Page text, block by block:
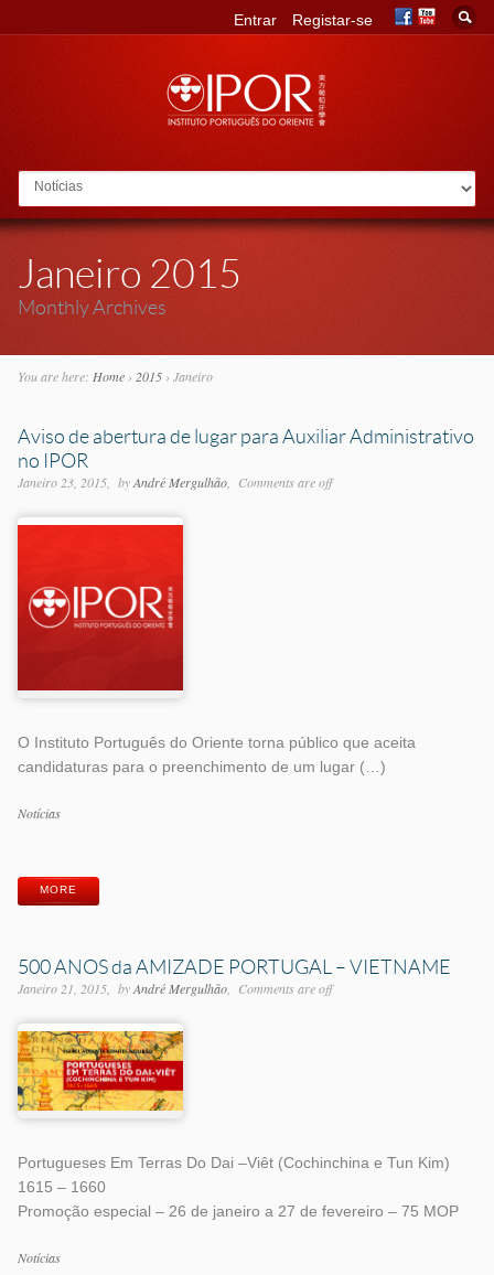
Go to:
Entrar Registar-se
Janeiro 2015
Monthly Archives
You are here: Home› 2015› Janeiro
Aviso de abertura de lugar para Auxiliar Administrativo
no IPOR
Janeiro 23, 2015 byAndré Mergulhão Comments are off
O Instituto Português do Oriente torna público que aceita
candidaturas para o preenchimento de um lugar (…)
Categorias
Notícias
MORE
500 ANOS da AMIZADE PORTUGAL – VIETNAME
Janeiro 21, 2015 byAndré Mergulhão Comments are off
Portugueses Em Terras Do Dai –Viêt (Cochinchina e Tun Kim)
1615 – 1660
Promoção especial – 26 de janeiro a 27 de fevereiro – 75 MOP
Categorias
Notícias